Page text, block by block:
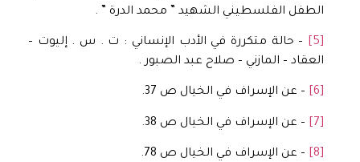
الطفل الفلسطيني الشهيد ” محمد الدرة ” .
[5]
– حالة متكررة في الأدب الإنساني : ت . س . إليوت –
العقاد – المازني – صلاح عبد الصبور .
[6] – عن الإسراف في الخيال ص 37.
[7] – عن الإسراف في الخيال ص 38.
[8] – عن الإسراف في الخيال ص 78.